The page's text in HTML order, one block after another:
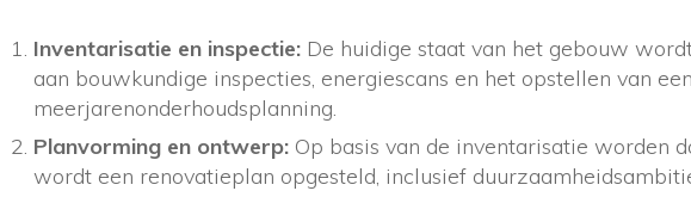
Inventarisatie en inspectie: De huidige staat van het gebouw
aan bouwkundige inspecties, energiescans en het opstellen van een
meerjarenonderhoudsplanning.
Planvorming en ontwerp: Op basis van de inventarisatie worden
wordt een renovatieplan opgesteld, inclusief